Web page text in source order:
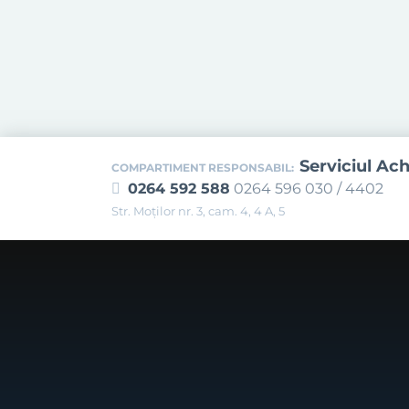
COMPARTIMENT RESPONSABIL: Serviciul
0264 592 588 0264 596 030 / 4402
Str. Moţilor nr. 3, cam. 4, 4 A, 5